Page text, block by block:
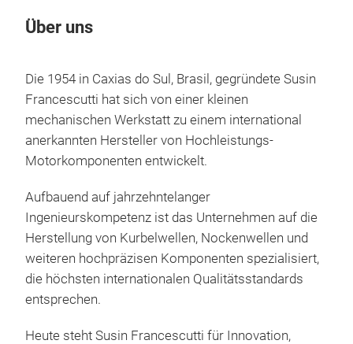
Über uns
Die 1954 in Caxias do Sul, Brasil, gegründete Susin
Francescutti hat sich von einer kleinen
mechanischen Werkstatt zu einem international
anerkannten Hersteller von Hochleistungs-
Motorkomponenten entwickelt.
Aufbauend auf jahrzehntelanger
Ingenieurskompetenz ist das Unternehmen auf die
Herstellung von Kurbelwellen, Nockenwellen und
weiteren hochpräzisen Komponenten spezialisiert,
die höchsten internationalen Qualitätsstandards
entsprechen.
Heute steht Susin Francescutti für Innovation,